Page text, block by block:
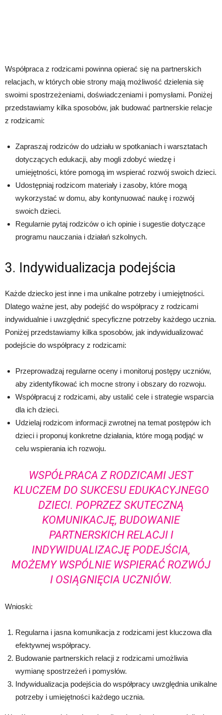
Współpraca z rodzicami powinna opierać się na partnerskich
relacjach, w których obie strony mają możliwość dzielenia się
swoimi spostrzeżeniami, doświadczeniami i pomysłami. Poniżej
przedstawiamy kilka sposobów, jak budować partnerskie relacje
z rodzicami:
Zapraszaj rodziców do udziału w spotkaniach i warsztatach
dotyczących edukacji, aby mogli zdobyć wiedzę i
umiejętności, które pomogą im wspierać rozwój swoich dzieci.
Udostępniaj rodzicom materiały i zasoby, które mogą
wykorzystać w domu, aby kontynuować naukę i rozwój
swoich dzieci.
Regularnie pytaj rodziców o ich opinie i sugestie dotyczące
programu nauczania i działań szkolnych.
3. Indywidualizacja podejścia
Każde dziecko jest inne i ma unikalne potrzeby i umiejętności.
Dlatego ważne jest, aby podejść do współpracy z rodzicami
indywidualnie i uwzględnić specyficzne potrzeby każdego ucznia.
Poniżej przedstawiamy kilka sposobów, jak indywidualizować
podejście do współpracy z rodzicami:
Przeprowadzaj regularne oceny i monitoruj postępy uczniów,
aby zidentyfikować ich mocne strony i obszary do rozwoju.
Współpracuj z rodzicami, aby ustalić cele i strategie wsparcia
dla ich dzieci.
Udzielaj rodzicom informacji zwrotnej na temat postępów ich
dzieci i proponuj konkretne działania, które mogą podjąć w
celu wspierania ich rozwoju.
WSPÓŁPRACA Z RODZICAMI JEST
KLUCZEM DO SUKCESU EDUKACYJNEGO
DZIECI. POPRZEZ SKUTECZNĄ
KOMUNIKACJĘ, BUDOWANIE
PARTNERSKICH RELACJI I
INDYWIDUALIZACJĘ PODEJŚCIA,
MOŻEMY WSPÓLNIE WSPIERAĆ ROZWÓJ
I OSIĄGNIĘCIA UCZNIÓW.
Wnioski:
Regularna i jasna komunikacja z rodzicami jest kluczowa dla
efektywnej współpracy.
Budowanie partnerskich relacji z rodzicami umożliwia
wymianę spostrzeżeń i pomysłów.
Indywidualizacja podejścia do współpracy uwzględnia unikalne
potrzeby i umiejętności każdego ucznia.